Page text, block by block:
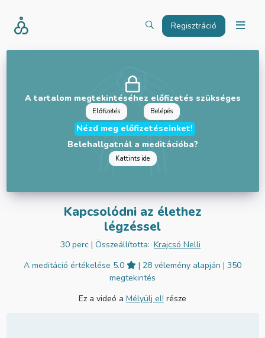
Regisztráció
A tartalom megtekintéséhez előfizetés szükséges
Előfizetés Belépés
Nézd meg előfizetéseinket!
Belehallgatnál a meditációba?
Kattints ide
Kapcsolódni az élethez
légzéssel
30 perc | Összeállította: Krajcsó Nelli
A meditáció értékelése 5.0
| 28 vélemény alapján | 350
megtekintés
Ez a videó a Mélyülj el! része